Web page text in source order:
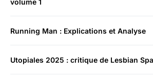
volume 1
Running Man : Explications et Analyse
Utopiales 2025 : critique de Lesbian